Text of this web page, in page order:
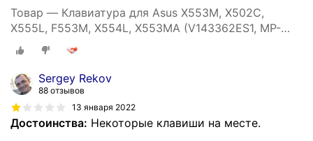
Товар — Клавиатура для Asus X553M, X502C,
X555L, F553M, X554L, X553MA (V143362ES1, MP-
12F53US-5281W)
Sergey Rekov
88 отзывов
13 января 2022
Достоинства: Некоторые клавиши на месте.